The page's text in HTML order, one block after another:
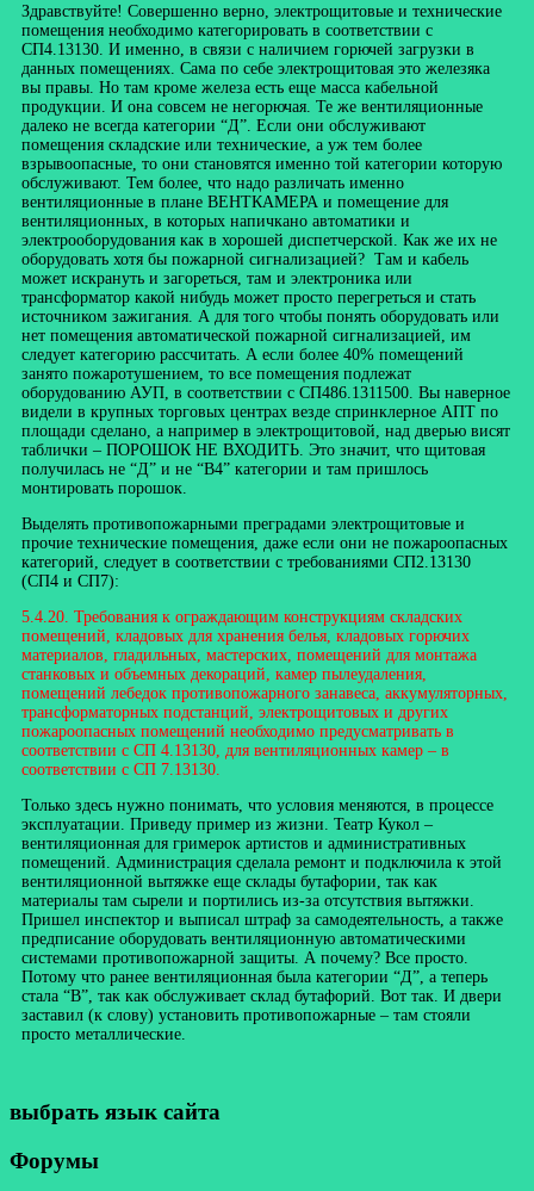
Здравствуйте! Совершенно верно, электрощитовые и технические
помещения необходимо категорировать в соответствии с
СП4.13130. И именно, в связи с наличием горючей загрузки в
данных помещениях. Сама по себе электрощитовая это железяка
вы правы. Но там кроме железа есть еще масса кабельной
продукции. И она совсем не негорючая. Те же вентиляционные
далеко не всегда категории “Д”. Если они обслуживают
помещения складские или технические, а уж тем более
взрывоопасные, то они становятся именно той категории которую
обслуживают. Тем более, что надо различать именно
вентиляционные в плане ВЕНТКАМЕРА и помещение для
вентиляционных, в которых напичкано автоматики и
электрооборудования как в хорошей диспетчерской. Как же их не
оборудовать хотя бы пожарной сигнализацией? Там и кабель
может искрануть и загореться, там и электроника или
трансформатор какой нибудь может просто перегреться и стать
источником зажигания. А для того чтобы понять оборудовать или
нет помещения автоматической пожарной сигнализацией, им
следует категорию рассчитать. А если более 40% помещений
занято пожаротушением, то все помещения подлежат
оборудованию АУП, в соответствии с СП486.1311500. Вы наверное
видели в крупных торговых центрах везде спринклерное АПТ по
площади сделано, а например в электрощитовой, над дверью висят
таблички – ПОРОШОК НЕ ВХОДИТЬ. Это значит, что щитовая
получилась не “Д” и не “В4” категории и там пришлось
монтировать порошок.
Выделять противопожарными преградами электрощитовые и
прочие технические помещения, даже если они не пожароопасных
категорий, следует в соответствии с требованиями СП2.13130
(СП4 и СП7):
5.4.20. Требования к ограждающим конструкциям складских
помещений, кладовых для хранения белья, кладовых горючих
материалов, гладильных, мастерских, помещений для монтажа
станковых и объемных декораций, камер пылеудаления,
помещений лебедок противопожарного занавеса, аккумуляторных,
трансформаторных подстанций, электрощитовых и других
пожароопасных помещений необходимо предусматривать в
соответствии с СП 4.13130, для вентиляционных камер – в
соответствии с СП 7.13130.
Только здесь нужно понимать, что условия меняются, в процессе
эксплуатации. Приведу пример из жизни. Театр Кукол –
вентиляционная для гримерок артистов и административных
помещений. Администрация сделала ремонт и подключила к этой
вентиляционной вытяжке еще склады бутафории, так как
материалы там сырели и портились из-за отсутствия вытяжки.
Пришел инспектор и выписал штраф за самодеятельность, а также
предписание оборудовать вентиляционную автоматическими
системами противопожарной защиты. А почему? Все просто.
Потому что ранее вентиляционная была категории “Д”, а теперь
стала “В”, так как обслуживает склад бутафорий. Вот так. И двери
заставил (к слову) установить противопожарные – там стояли
просто металлические.
выбрать язык сайта
Форумы